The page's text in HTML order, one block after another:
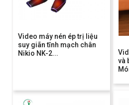
Video máy nén ép trị liệu
suy giãn tĩnh mạch chân
Nikio NK-2...
và